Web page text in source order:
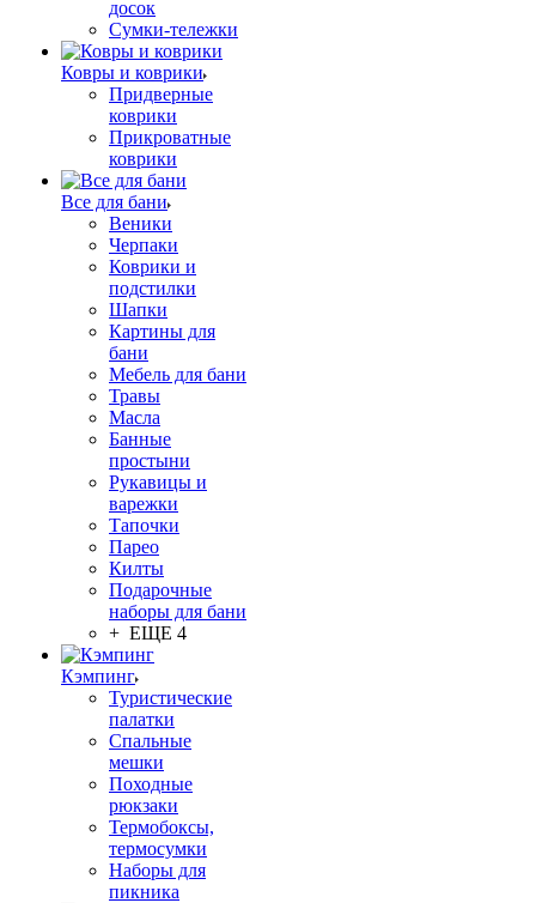
досок
Сумки-тележки
Ковры и коврики
Придверные
коврики
Прикроватные
коврики
Все для бани
Веники
Черпаки
Коврики и
подстилки
Шапки
Картины для
бани
Мебель для бани
Травы
Масла
Банные
простыни
Рукавицы и
варежки
Тапочки
Парео
Килты
Подарочные
наборы для бани
+ ЕЩЕ 4
Кэмпинг
Туристические
палатки
Спальные
мешки
Походные
рюкзаки
Термобоксы,
термосумки
Наборы для
пикника